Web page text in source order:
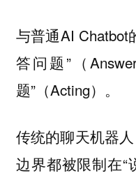
与普通AI Chatbot
答问题”（
题”（Acting）。
传统的聊天机器
边界都被限制在“